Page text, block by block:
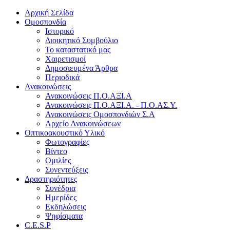
Αρχική Σελίδα
Ομοσπονδία
Ιστορικό
Διοικητικό Συμβούλιο
Το καταστατικό μας
Χαιρετισμοί
Δημοσιευμένα Άρθρα
Περιοδικά
Ανακοινώσεις
Ανακοινώσεις Π.Ο.ΑΞΙ.Α
Ανακοινώσεις Π.Ο.ΑΞΙ.Α. - Π.Ο.ΑΣ.Υ.
Ανακοινώσεις Ομοσπονδιών Σ.Α
Αρχείο Ανακοινώσεων
Οπτικοακουστικό Υλικό
Φωτογραφίες
Βίντεο
Ομιλίες
Συνεντεύξεις
Δραστηριότητες
Συνέδρια
Ημερίδες
Εκδηλώσεις
Ψηφίσματα
C.E.S.P